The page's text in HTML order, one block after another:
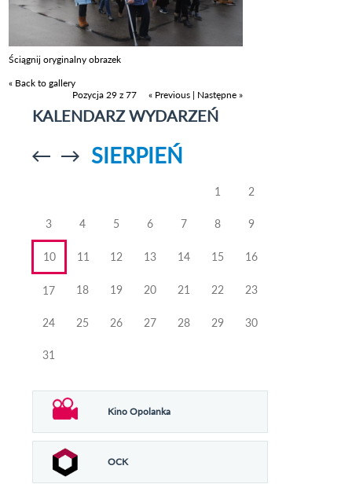
Ściągnij oryginalny obrazek
« Back to gallery
Pozycja 29 z 77
« Previous | Następne »
KALENDARZ WYDARZEŃ
Przejdź doPrzejdź do
SIERPIEŃ
1 2
3 4 5 6 7 8 9
10 11 12 13 14 15 16
17 18 19 20 21 22 23
24 25 26 27 28 29 30
31
Kino Opolanka
OCK